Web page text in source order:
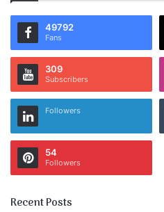
49792
Fans
309
Subscribers
Followers
54
Followers
Recent Posts